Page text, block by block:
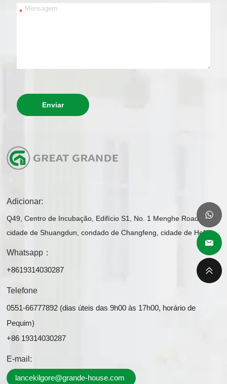
*
Enviar
Adicionar:
Q49, Centro de Incubação, Edifício S1, No. 1 Menghe Road,
cidade de Shuangdun, condado de Changfeng, cidade de Hefei
Whatsapp：
+8619314030287
Telefone
0551-66777892 (dias úteis das 9h00 às 17h00, horário de
Pequim)
+86 19314030287
E-mail:
lancekilgore@grande-house.com